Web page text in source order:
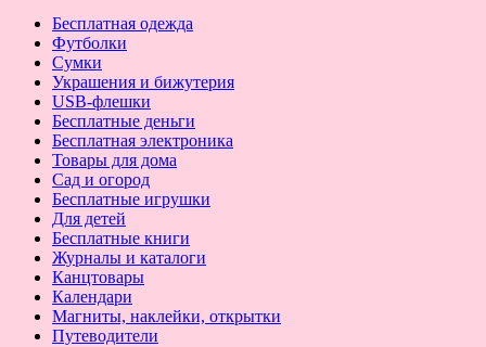
Бесплатная одежда
Футболки
Сумки
Украшения и бижутерия
USB-флешки
Бесплатные деньги
Бесплатная электроника
Товары для дома
Сад и огород
Бесплатные игрушки
Для детей
Бесплатные книги
Журналы и каталоги
Канцтовары
Календари
Магниты, наклейки, открытки
Путеводители